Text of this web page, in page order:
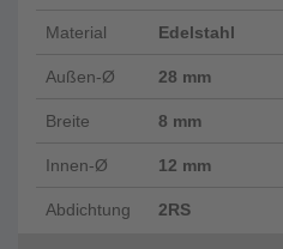
Material Edelstahl
Außen-Ø 28 mm
Breite 8 mm
Innen-Ø 12 mm
Abdichtung 2RS